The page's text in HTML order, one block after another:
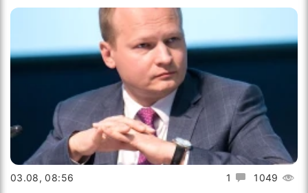
1 1049
03.08, 08:56